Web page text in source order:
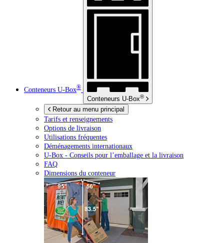
Conteneurs U-Box®
Conteneurs U-Box®
Retour au menu principal
Tarifs et renseignements
Options de livraison
Utilisations fréquentes
Déménagements internationaux
U-Box - Conseils pour l’emballage et la livraison
FAQ
Dimensions du conteneur